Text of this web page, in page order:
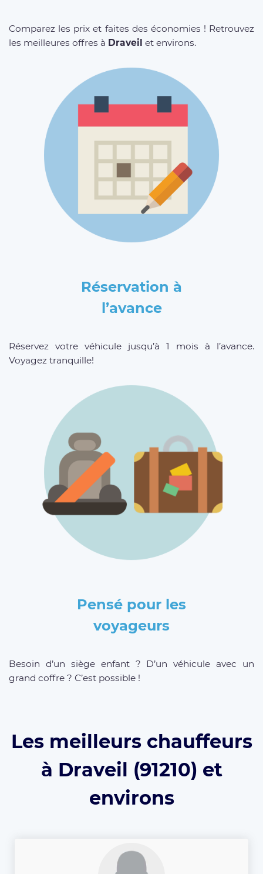
Comparez les prix et faites des économies ! Retrouvez
les meilleures offres à Draveil et environs.
Réservation à
l’avance
Réservez votre véhicule jusqu’à 1 mois à l’avance.
Voyagez tranquille!
Pensé pour les
voyageurs
Besoin d’un siège enfant ? D’un véhicule avec un
grand coffre ? C’est possible !
Les meilleurs chauffeurs
à Draveil (91210) et
environs